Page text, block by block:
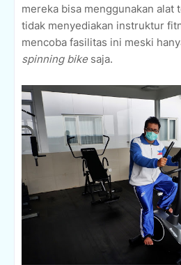
mereka bisa menggunakan alat
tidak menyediakan instruktur
mencoba fasilitas ini meski
spinning bikesaja.